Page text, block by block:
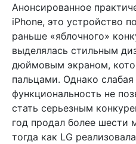
Анонсированное
iPhone, это устройство
раньше «яблочного»
выделялась стильным
дюймовым экраном,
пальцами. Однако
функциональность не
стать серьезным
год продал более шести
тогда как LG